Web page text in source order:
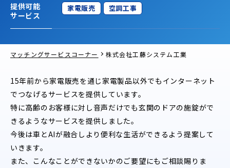
マッチングサービスコーナー 株式会社工藤システム工業
提供可能
サービス
家電販売 空調工事
15年前から家電販売を通じ家電製品以外でもインターネット
でつなげるサービスを提供しています。
特に高齢のお客様に対し音声だけでも玄関のドアの施錠がで
きるようなサービスを提供しました。
今後は車とAIが融合しより便利な生活ができるよう提案して
いきます。
また、こんなことができないかのご要望にもご相談賜りま